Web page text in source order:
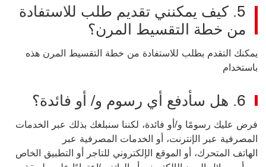
5. كيف يمكنني تقديم طلب للاستفادة
من خطة التقسيط المرن؟
يمكنك التقدم بطلب للاستفادة من خطة التقسيط المرن هذه
باستخدام
6. هل سأدفع أي رسوم و/ أو فائدة؟
فرض عليك رسومًا و/أو فائدة، لكننا سنبلغك بذلك عبر الخدمات
المصرفية عبر الإنترنت، أو الخدمات المصرفية عبر
الهاتف المتحرك، أو الموقع الإلكتروني للتاجر أو التطبيق الخاص